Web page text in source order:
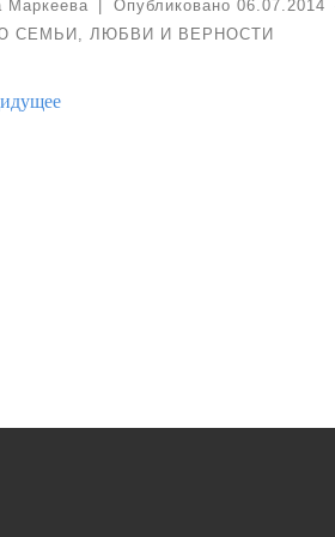
Маркеева Опубликовано 06.07.2014
СЕМЬИ, ЛЮБВИ И ВЕРНОСТИ
по